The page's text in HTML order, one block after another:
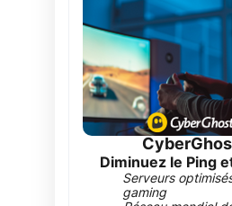
Diminuez le Ping
Serveurs
gaming